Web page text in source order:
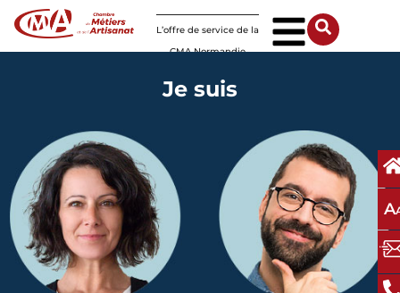
L’offre de service de la
CMA Normandie
A
Je suis
Panneau de gestion des cookies